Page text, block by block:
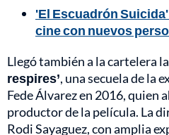
'El Escuadrón
cine con nuevos
Llegó también a la cartelera
respires’, una secuela de la
Fede Álvarez en 2016, quien
productor de la película. La
Rodi Sayaguez, con amplia